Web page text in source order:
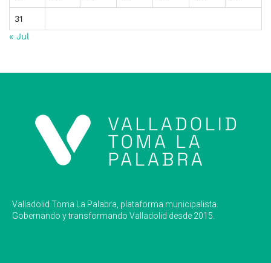
31
« Jul
Valladolid Toma La Palabra, plataforma municipalista.
Gobernando y transformando Valladolid desde 2015.